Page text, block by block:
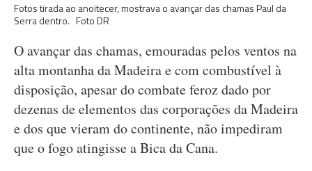
Fotos tirada ao anoitecer, mostrava o avançar das chamas Paul da
Serra dentro. Foto DR
O avançar das chamas, emouradas pelos ventos na
alta montanha da Madeira e com combustível à
disposição, apesar do combate feroz dado por
dezenas de elementos das corporações da Madeira
e dos que vieram do continente, não impediram
que o fogo atingisse a Bica da Cana.